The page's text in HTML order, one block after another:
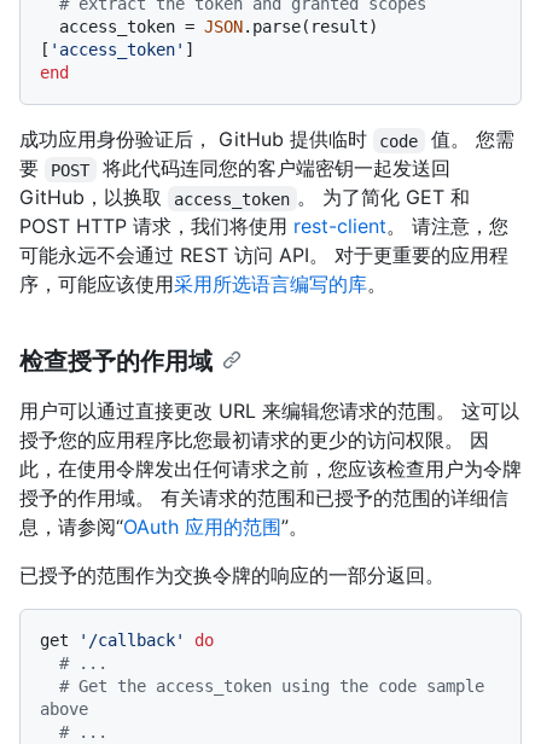
# extract the token and granted scopes
  access_token =
JSON.parse(result)
[ 'access_token'
end
成功应用身份验证后， GitHub 提供临时 code
值。 您需
要
POST
将此代码连同您的客户端密钥一起发送回
GitHub，以换取
access_token 。 为了简化 GET 和
POST HTTP 请求，我们将使用 rest-client。 请注意，您
可能永远不会通过 REST 访问 API。 对于更重要的应用程
序，可能应该使用采用所选语言编写的库。
检查授予的作用域
用户可以通过直接更改 URL 来编辑您请求的范围。 这可以
授予您的应用程序比您最初请求的更少的访问权限。 因
此，在使用令牌发出任何请求之前，您应该检查用户为令牌
授予的作用域。 有关请求的范围和已授予的范围的详细信
息，请参阅“OAuth 应用的范围”。
已授予的范围作为交换令牌的响应的一部分返回。
get '/callback'
do
# ...
# Get the access_token using the code sample
above
# ...